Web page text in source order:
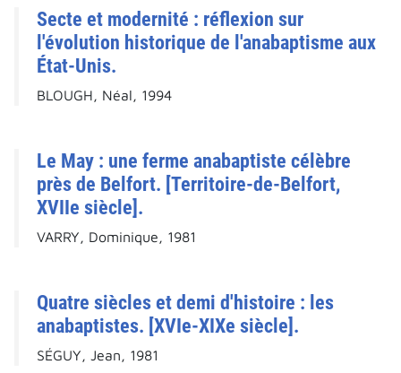
Secte et modernité : réflexion sur
l'évolution historique de l'anabaptisme aux
État-Unis.
BLOUGH, Néal, 1994
Le May : une ferme anabaptiste célèbre
près de Belfort. [Territoire-de-Belfort,
XVIIe siècle].
VARRY, Dominique, 1981
Quatre siècles et demi d'histoire : les
anabaptistes. [XVIe-XIXe siècle].
SÉGUY, Jean, 1981